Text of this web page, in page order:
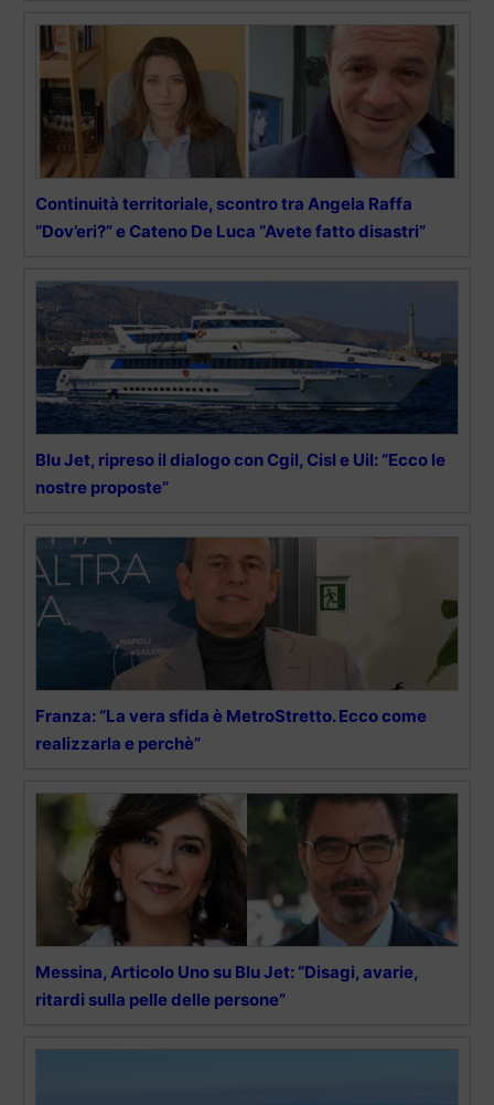
Continuità territoriale, scontro tra Angela Raffa
“Dov’eri?” e Cateno De Luca “Avete fatto disastri”
Blu Jet, ripreso il dialogo con Cgil, Cisl e Uil: “Ecco le
nostre proposte”
Franza: “La vera sfida è MetroStretto. Ecco come
realizzarla e perchè”
Messina, Articolo Uno su Blu Jet: “Disagi, avarie,
ritardi sulla pelle delle persone”